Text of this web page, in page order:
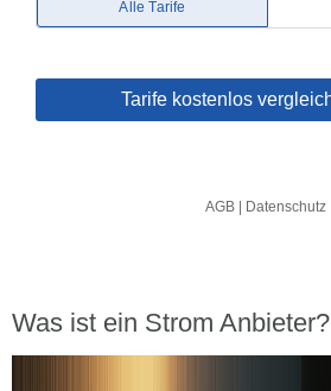
Was ist ein Strom Anbieter?